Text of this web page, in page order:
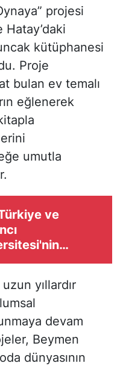
projesi
Hatay’daki
kütüphanesi
Proje
bulan ev temalı
eğlenerek
umutla
ve
TDK Güncel
Sözlük'e girdi
yıllardır
devam
Beymen
dünyasının